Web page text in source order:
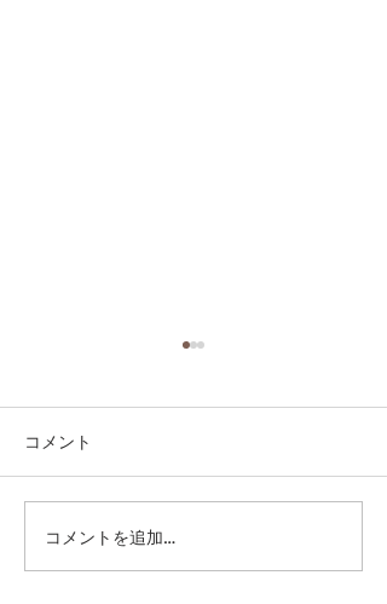
第41回日本クラブユース
サッカー選手権（U-15）
コメント
コメントを追加…